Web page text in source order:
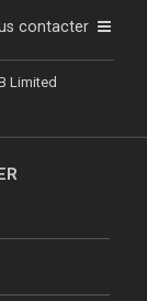
contacter
Limited